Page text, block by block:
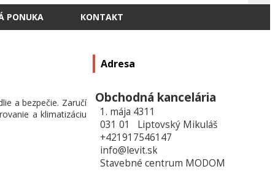
PONUKA KONTAKT
Adresa
Obchodná kancelária
1. mája 4311
031 01 Liptovský Mikuláš
+421917546147
info@levit.sk
Stavebné centrum MODOM
a bezpečie. Zaručí
a klimatizáciu